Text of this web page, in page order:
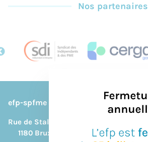
Nos partenaires
efp-spfme
Rue de Stalle, 292B
1180 Bruxelles